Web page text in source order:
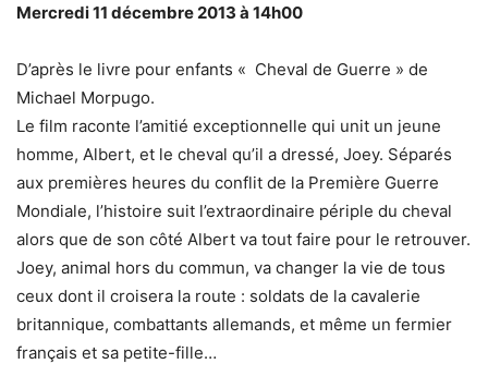
Mercredi 11 décembre 2013 à 14h00
D’après le livre pour enfants « Cheval de Guerre » de
Michael Morpugo.
Le film raconte l’amitié exceptionnelle qui unit un jeune
homme, Albert, et le cheval qu’il a dressé, Joey. Séparés
aux premières heures du conflit de la Première Guerre
Mondiale, l’histoire suit l’extraordinaire périple du cheval
alors que de son côté Albert va tout faire pour le retrouver.
Joey, animal hors du commun, va changer la vie de tous
ceux dont il croisera la route : soldats de la cavalerie
britannique, combattants allemands, et même un fermier
français et sa petite-fille…